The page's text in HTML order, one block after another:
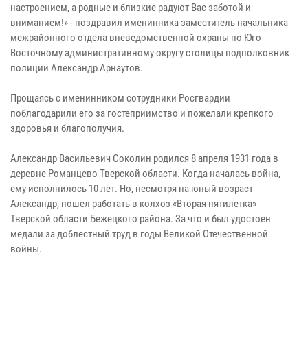
настроением, а родные и близкие радуют Вас заботой и
вниманием!» - поздравил именинника заместитель начальника
межрайонного отдела вневедомственной охраны по Юго-
Восточному административному округу столицы подполковник
полиции Александр Арнаутов.
Прощаясь с именинником сотрудники Росгвардии
поблагодарили его за гостеприимство и пожелали крепкого
здоровья и благополучия.
Александр Васильевич Соколин родился 8 апреля 1931 года в
деревне Романцево Тверской области. Когда началась война,
ему исполнилось 10 лет. Но, несмотря на юный возраст
Александр, пошел работать в колхоз «Вторая пятилетка»
Тверской области Бежецкого района. За что и был удостоен
медали за доблестный труд в годы Великой Отечественной
войны.